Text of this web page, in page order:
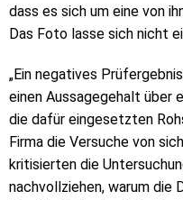
dass es sich um eine von
Das Foto lasse sich nicht
„Ein negatives
einen Aussagegehalt über
die dafür eingesetzten
Firma die Versuche von
kritisierten die
nachvollziehen, warum die